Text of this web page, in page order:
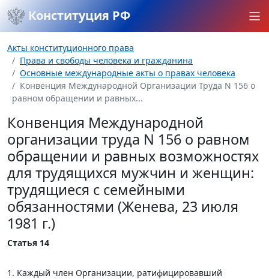
Конституция РФ
Акты конституционного права
Права и свободы человека и гражданина
Основные международные акты о правах человека
Конвенция Международной Организации Труда N 156 о
равном обращении и равных...
Конвенция Международной
организации труда N 156 о равном
обращении и равных возможностях
для трудящихся мужчин и женщин:
трудящиеся с семейными
обязанностями (Женева, 23 июля
1981 г.)
Статья 14
1. Каждый член Организации, ратифицировавший